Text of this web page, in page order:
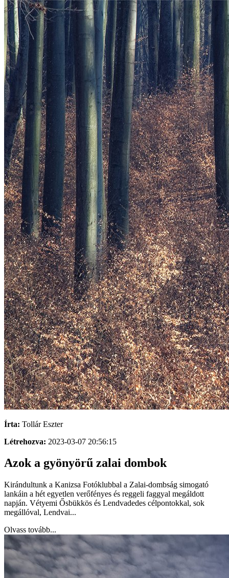
Írta: Tollár Eszter
Létrehozva: 2023-03-07 20:56:15
Azok a gyönyörű zalai dombok
Kirándultunk a Kanizsa Fotóklubbal a Zalai-dombság simogató
lankáin a hét egyetlen verőfényes és reggeli faggyal megáldott
napján. Vétyemi Ősbükkös és Lendvadedes célpontokkal, sok
megállóval, Lendvai...
Olvass tovább...